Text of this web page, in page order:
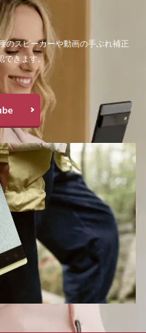
のスピーカーや動画の手ぶれ補正
できます。